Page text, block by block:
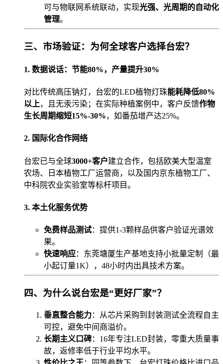
可与物联网系统联动，实现光强、光周期的自动化
管理。
三、市场验证：为何全球客户选择台宏？
1. 数据说话：节能80%，产量提升30%
对比传统高压钠灯，台宏的LED植物灯珠能耗降低80%
以上，且无汞污染；在实际种植案例中，客户反馈作物
生长周期缩短15%-30%，如番茄增产达25%。
2. 国际化合作网络
台宏已与全球3000+客户建立合作，包括欧美大型温室
农场、日本植物工厂运营商，以及国内京东植物工厂、
中科院农业实验室等标杆项目。
3. 本土化服务优势
免费样品测试：提供1-3颗样品供客户验证光谱效
果。
快速响应：东莞塘厦生产基地支持小批量定制（最
小起订量1K），48小时内出具技术方案。
四、为什么说台宏是“更好厂家”？
垂直整合能力：从芯片采购到封装测试全流程自主
可控，避免中间商溢价。
长期主义口碑：16年专注LED封装，零重大质量事
故，返修率低于行业平均水平。